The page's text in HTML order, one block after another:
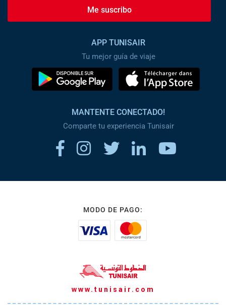
Me suscribo
APP TUNISAIR
Tu mejor guía de viaje
MANTENTE CONECTADO!
Comparte tu experiencia Tunisair
MODO DE PAGO:
www.tunisair.com